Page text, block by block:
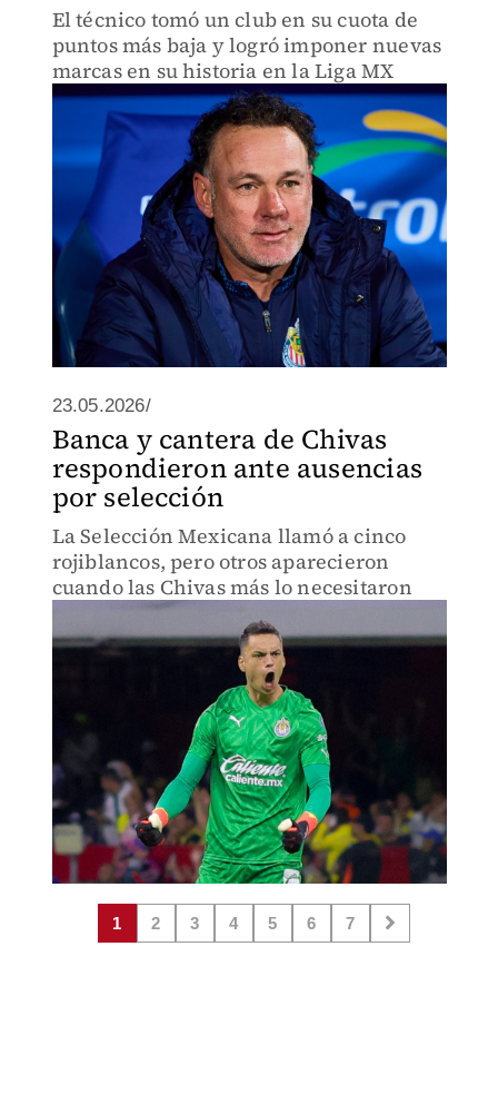
El técnico tomó un club en su cuota de
puntos más baja y logró imponer nuevas
marcas en su historia en la Liga MX
23.05.2026/
Banca y cantera de Chivas
respondieron ante ausencias
por selección
La Selección Mexicana llamó a cinco
rojiblancos, pero otros aparecieron
cuando las Chivas más lo necesitaron
1 2 3 4 5 6 7